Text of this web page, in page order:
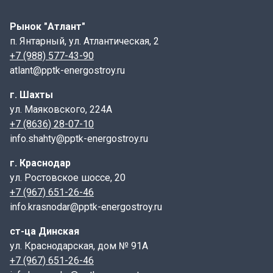
ПТ- плита перекрытия канала.
75- длина, указывается в см;
180- ширина, указывается в см;
14- высота, указывается в см;
армированию ( нагрузка в тс/м2).
Маркировка, а также дата изготовления и масса
изделия наносится на торцевой грани плиты.
Плиты ПТ имеют форму прямоугольника с гладкой
верхней поверхностью и отверстиями для крепления
к стенкам лотка. Некоторые модели могут содержать
выступы, чтобы облегчить монтаж и улучшить
фиксацию.
Назначение:
Рынок "Атлант"
п. Янтарный, ул. Атлантическая, 2
+7 (988) 577-43-90
atlant@pptk-energostroy.ru
г. Шахты
ул. Маяковского, 224А
+7 (8636) 28-07-10
info.shahty@pptk-energostroy.ru
г. Краснодар
ул. Ростовское шоссе, 20
+7 (967) 651-26-46
info.krasnodar@pptk-energostroy.ru
ст-ца Динская
ул. Краснодарская, дом № 91А
+7 (967) 651-26-46